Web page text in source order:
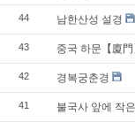
44 남한산성 설경
43 중국 하문【廈門
42 경복궁춘경
41 불국사 앞에 작